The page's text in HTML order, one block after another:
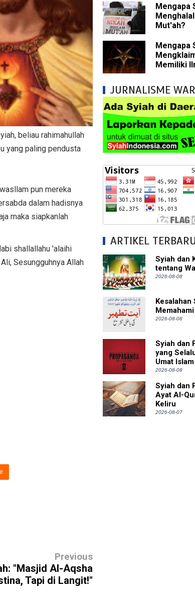
Menghalalkan Nikah Mut'ah?
dalam Pemahaman tentang Khalifah
dalam Akidah Islam
dalam Menyikapi Khalifah Abu Bakar
Imamah yang Tidak Masuk Akal dalam Islam
dalam Konsep Mahdi
tentang Hak Kekhalifahan
beliau rahimahullah
yang paling pendusta
pun mereka
dalam hadisnya
maka siapkanlah
shallallahu 'alaihi
Sesungguhnya Allah
Previous
"Masjid Al-Aqsha
Tapi di Langit!"
Mengapa
Mut'ah?
Mengapa
Memiliki
JURNALISME
ARTIKEL TERBARU
Syiah dan
tentang
2026-08-08
Kesalahan
2026-08-08
Syiah dan
yang
Umat Islam
2026-08-08
Syiah dan
Ayat Al-
Keliru
2026-08-07